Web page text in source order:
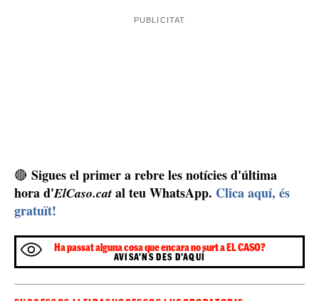
🔴 Sigues el primer a rebre les notícies d'última
hora d'ElCaso.cat al teu WhatsApp. Clica aquí, és
gratuït!
Ha passat alguna cosa que encara no surt a EL CASO?
AVISA'NS DES D'AQUÍ